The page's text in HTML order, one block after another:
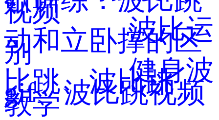
视频
波比运
动和立卧撑的区
别
健身波
比跳、波比跳
gif、波比跳视频
教学